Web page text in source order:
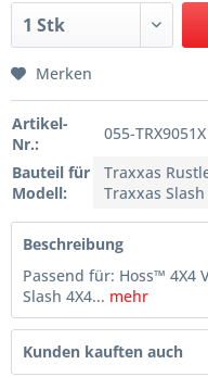
Merken
Artikel-
Nr.:
055-TRX9051X
Bauteil für
Modell:
Traxxas
Traxxas
Beschreibung
Passend für: Hoss™ 4X4
Slash 4X4... mehr
Kunden kauften auch